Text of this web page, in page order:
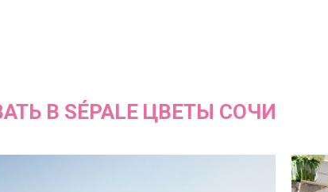
В SÉPALE ЦВЕТЫ СОЧИ